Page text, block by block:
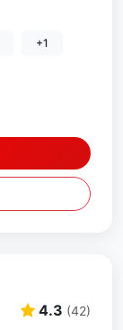
+1
4.3 (42)